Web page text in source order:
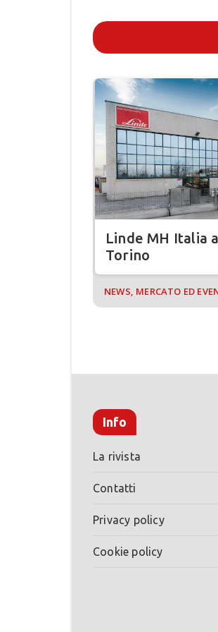
Linde MH Italia
Torino
NEWS, MERCATO ED
Info
La rivista
Contatti
Privacy policy
Cookie policy